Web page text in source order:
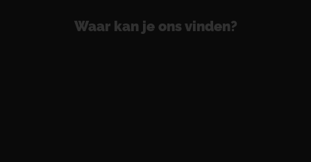
Waar kan je ons vinden?